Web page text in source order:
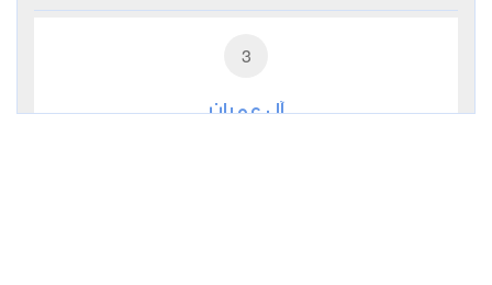
3
آل عمران